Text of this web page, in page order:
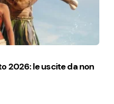
2026: le uscite da non